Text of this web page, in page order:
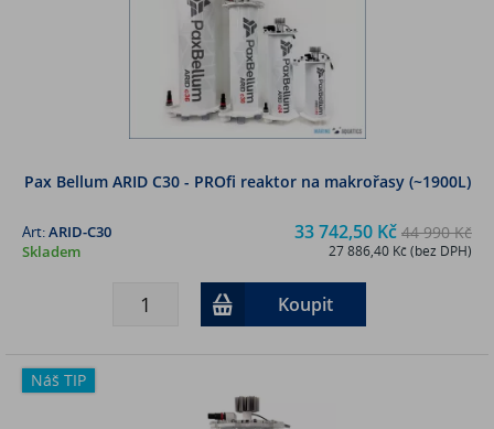
Pax Bellum ARID C30 - PROfi reaktor na makrořasy (~1900L)
33 742,50 Kč 44 990 Kč
27 886,40 Kč (bez DPH)
Art:ARID-C30
Skladem
Koupit
Náš TIP